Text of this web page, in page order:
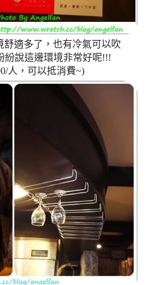
舒適多了，也有冷氣可以吹
紛說這邊環境非常好呢!!!
人，可以抵消費~)